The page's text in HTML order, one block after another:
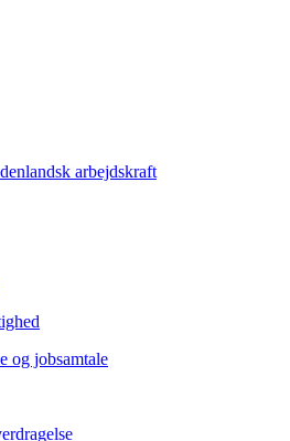
arbejdskraft
og jobsamtale